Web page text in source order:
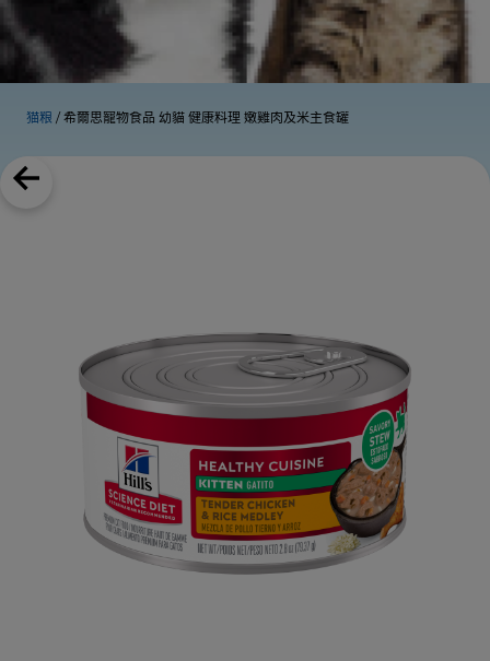
猫粮 希爾思寵物食品 幼貓 健康料理 嫩雞肉及米主食罐